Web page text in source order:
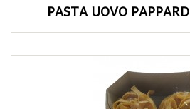
PASTA UOVO